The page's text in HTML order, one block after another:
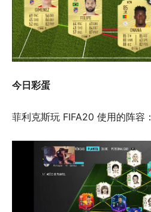
今日彩蛋
菲利克斯玩 FIFA20 使用的阵容：